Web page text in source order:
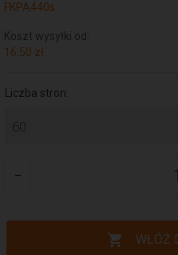
FKPA440s
Koszt wysyłki od:
16.50 zł.
Liczba stron:
60
WŁÓŻ